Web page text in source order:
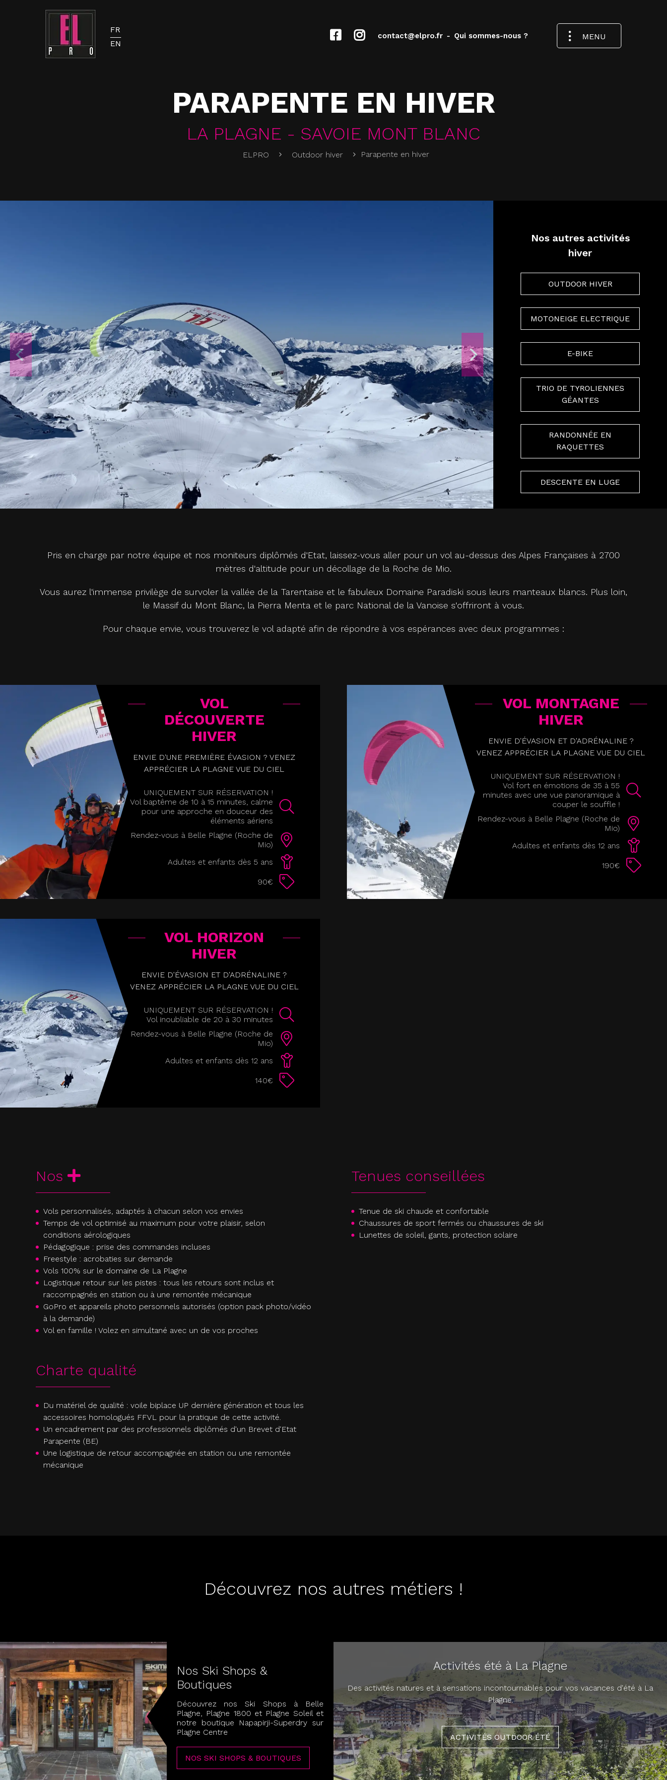
FR
EN
contact@elpro.fr - Qui sommes-nous ? MENU
PARAPENTE EN HIVER
LA PLAGNE - SAVOIE MONT BLANC
ELPRO Outdoor hiver Parapente en hiver
Nos autres activités
hiver
OUTDOOR HIVER
MOTONEIGE ELECTRIQUE
E-BIKE
TRIO DE TYROLIENNES
GÉANTES
RANDONNÉE EN
RAQUETTES
DESCENTE EN LUGE
Pris en charge par notre équipe et nos moniteurs diplômés d'Etat, laissez-vous aller pour un vol au-dessus des Alpes Françaises à 2700
mètres d'altitude pour un décollage de la Roche de Mio.
Vous aurez l'immense privilège de survoler la vallée de la Tarentaise et le fabuleux Domaine Paradiski sous leurs manteaux blancs. Plus loin,
le Massif du Mont Blanc, la Pierra Menta et le parc National de la Vanoise s'offriront à vous.
Pour chaque envie, vous trouverez le vol adapté afin de répondre à vos espérances avec deux programmes :
VOL
DÉCOUVERTE
HIVER
ENVIE D'UNE PREMIÈRE ÉVASION ? VENEZ
APPRÉCIER LA PLAGNE VUE DU CIEL
UNIQUEMENT SUR RÉSERVATION !
Vol baptême de 10 à 15 minutes, calme
pour une approche en douceur des
éléments aériens
Rendez-vous à Belle Plagne (Roche de
Mio)
Adultes et enfants dès 5 ans
90€
VOL MONTAGNE
HIVER
ENVIE D'ÉVASION ET D'ADRÉNALINE ?
VENEZ APPRÉCIER LA PLAGNE VUE DU CIEL
UNIQUEMENT SUR RÉSERVATION !
Vol fort en émotions de 35 à 55
minutes avec une vue panoramique à
couper le souffle !
Rendez-vous à Belle Plagne (Roche de
Mio)
Adultes et enfants dès 12 ans
190€
VOL HORIZON
HIVER
ENVIE D'ÉVASION ET D'ADRÉNALINE ?
VENEZ APPRÉCIER LA PLAGNE VUE DU CIEL
UNIQUEMENT SUR RÉSERVATION !
Vol inoubliable de 20 à 30 minutes
Rendez-vous à Belle Plagne (Roche de
Mio)
Adultes et enfants dès 12 ans
140€
Nos
Vols personnalisés, adaptés à chacun selon vos envies
Temps de vol optimisé au maximum pour votre plaisir, selon
conditions aérologiques
Pédagogique : prise des commandes incluses
Freestyle : acrobaties sur demande
Vols 100% sur le domaine de La Plagne
Logistique retour sur les pistes : tous les retours sont inclus et
raccompagnés en station ou à une remontée mécanique
GoPro et appareils photo personnels autorisés (option pack photo/vidéo
à la demande)
Vol en famille ! Volez en simultané avec un de vos proches
Tenues conseillées
Tenue de ski chaude et confortable
Chaussures de sport fermés ou chaussures de ski
Lunettes de soleil, gants, protection solaire
Charte qualité
Du matériel de qualité : voile biplace UP dernière génération et tous les
accessoires homologués FFVL pour la pratique de cette activité.
Un encadrement par des professionnels diplômés d'un Brevet d'Etat
Parapente (BE)
Une logistique de retour accompagnée en station ou une remontée
mécanique
Découvrez nos autres métiers !
Nos Ski Shops &
Boutiques
Découvrez nos Ski Shops à Belle
Plagne, Plagne 1800 et Plagne Soleil et
notre boutique Napapirji-Superdry sur
Plagne Centre
NOS SKI SHOPS & BOUTIQUES
Activités été à La Plagne
Des activités natures et à sensations incontournables pour vos vacances d'été à La
Plagne.
ACTIVITÉS OUTDOOR ÉTÉ